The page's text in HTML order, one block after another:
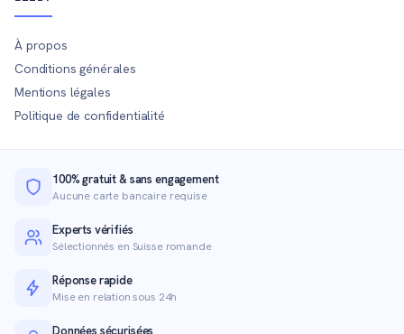
À propos
Conditions générales
Mentions légales
Politique de confidentialité
100% gratuit & sans engagement
Aucune carte bancaire requise
Experts vérifiés
Sélectionnés en Suisse romande
Réponse rapide
Mise en relation sous 24h
Données sécurisées